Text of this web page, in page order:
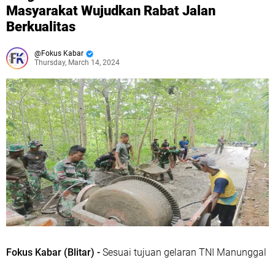
Masyarakat Wujudkan Rabat Jalan
Berkualitas
Fokus Kabar
Thursday, March 14, 2024
Fokus Kabar (Blitar) - Sesuai tujuan gelaran TNI Manunggal